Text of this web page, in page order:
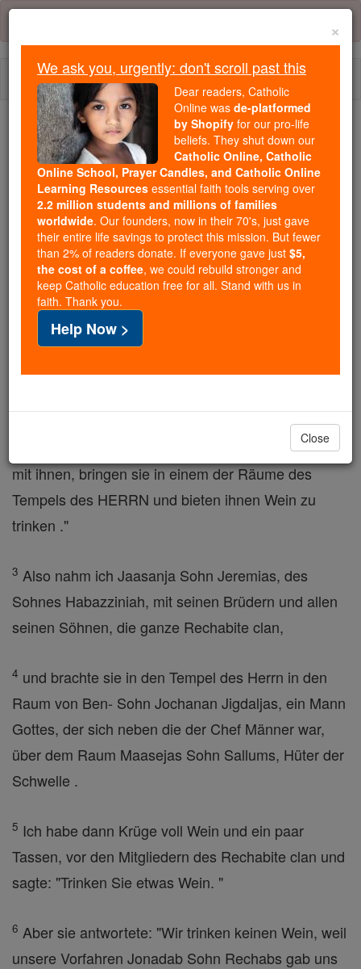
Skip
content
Trending:
Daily Reading for Thursday, October ...
Today's Reading The Mysteries of the Rosary
Jeremia - Kapitel 35
Jeremia ⌄ Chapter 35 ⌄
Das Wort, welches vom HERRN an Jeremia kam
in den Tagen des Jojakim Sohn Josias, des Königs
' Um den Clan der Rechabiter gehen und sprechen
mit ihnen, bringen sie in einem der Räume des
Tempels des HERRN und bieten ihnen Wein zu
trinken ."
3 Also nahm ich Jaasanja Sohn Jeremias, des
Sohnes Habazziniah, mit seinen Brüdern und allen
seinen Söhnen, die ganze Rechabite clan,
4 und brachte sie in den Tempel des Herrn in den
Raum von Ben- Sohn Jochanan Jigdaljas, ein Mann
Gottes, der sich neben die der Chef Männer war,
über dem Raum Maasejas Sohn Sallums, Hüter der
Schwelle .
5 Ich habe dann Krüge voll Wein und ein paar
Tassen, vor den Mitgliedern des Rechabite clan und
sagte: "Trinken Sie etwas Wein. "
6 Aber sie antwortete: "Wir trinken keinen Wein, weil
unsere Vorfahren Jonadab Sohn Rechabs gab uns
×
We ask you, urgently: don't scroll past this
Dear readers, Catholic
Online was de-platformed
by Shopify for our pro-life
beliefs. They shut down our
Catholic Online, Catholic
Online School, Prayer Candles, and Catholic Online
Learning Resources essential faith tools serving over
2.2 million students and millions of families
worldwide. Our founders, now in their 70's, just gave
their entire life savings to protect this mission. But fewer
than 2% of readers donate. If everyone gave just $5,
the cost of a coffee, we could rebuild stronger and
keep Catholic education free for all. Stand with us in
faith. Thank you.
Help Now >
Close